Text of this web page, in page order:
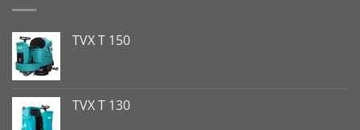
TVX T 150
TVX T 130